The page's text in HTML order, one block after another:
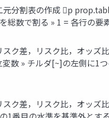
分割表の作成 p
総数で割る » 1 = 各行の
ク差，リスク比，オッ
数 » チルダ[~]の左側に1
ク差，リスク比，オッ